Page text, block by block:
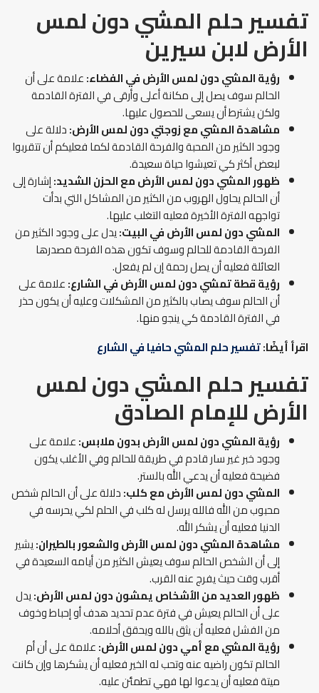
تفسير حلم المشي دون لمس
الأرضلابن سيرين
رؤية المشي دون لمس الأرض في الفضاء:علامة على أن
الحالم سوف يصل إلى مكانة أعلى وأرقى في الفترة القادمة
ولكن يشترط أن يسعى للحصول عليها.
مشاهدة المشي مع زوجتي دون لمس الأرض:دلالة على
وجود الكثير من المحبة والفرحة القادمة لكما فعليكم أن تتقربوا
لبعض أكثر كي تعيشوا حياة سعيدة.
ظهور المشي دون لمس الأرض مع الحزن الشديد:إشارة إلى
أن الحالم يحاول الهروب من الكثير من المشاكل التي بدأت
تواجهه الفترة الأخيرة فعليه التغلب عليها.
المشي دون لمس الأرض في البيت:يدل على وجود الكثير من
الفرحة القادمة للحالم وسوف تكون هذه الفرحة مصدرها
العائلة فعليه أن يصل رحمة إن لم يفعل.
رؤية قطة تمشي دون لمس الأرض في الشارع:علامة على
أن الحالم سوف يصاب بالكثير من المشكلات وعليه أن يكون حذر
في الفترة القادمة كي ينجو منها.
اقرأ أيضًا:تفسير حلم المشي حافيا في الشارع
تفسير حلم المشي دون لمس
الأرضللإمام الصادق
رؤية المشي دون لمس الأرض بدون ملابس:علامة على
وجود خبر غير سار قادم في طريقة للحالم وفي الأغلب يكون
فضيحة فعليه أن يدعي الله بالستر.
المشي دون لمس الأرض مع كلب:دلالة على أن الحالم شخص
محبوب من الله فالله يرسل له كلب في الحلم لكي يحرسه في
الدنيا فعليه أن يشكر الله.
مشاهدة المشي دون لمس الأرض والشعور بالطيران:يشير
إلى أن الشخص الحالم سوف يعيش الكثير من أيامه السعيدة في
أقرب وقت حيث يفرج عنه القرب.
ظهور العديد من الأشخاص يمشون دون لمس الأرض:يدل
على أن الحالم يعيش في فترة عدم تحديد هدف أو إحباط وخوف
من الفشل فعليه أن يثق بالله ويحقق أحلامه.
رؤية المشي مع أمي دون لمس الأرض:علامة على أن أم
الحالم تكون راضيه عنه وتحب له الخير فعليه أن يشكرها وإن كانت
ميتة فعليه أن يدعوا لها فهي تطمئن عليه.